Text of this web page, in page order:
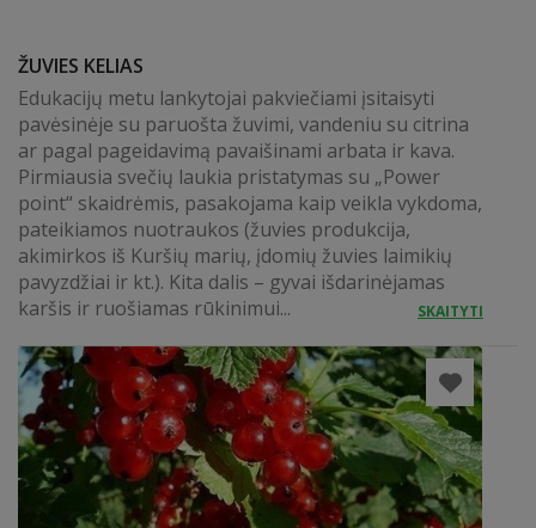
ŽUVIES KELIAS
Edukacijų metu lankytojai pakviečiami įsitaisyti
pavėsinėje su paruošta žuvimi, vandeniu su citrina
ar pagal pageidavimą pavaišinami arbata ir kava.
Pirmiausia svečių laukia pristatymas su „Power
point“ skaidrėmis, pasakojama kaip veikla vykdoma,
pateikiamos nuotraukos (žuvies produkcija,
akimirkos iš Kuršių marių, įdomių žuvies laimikių
pavyzdžiai ir kt.). Kita dalis – gyvai išdarinėjamas
karšis ir ruošiamas rūkinimui...
SKAITYTI